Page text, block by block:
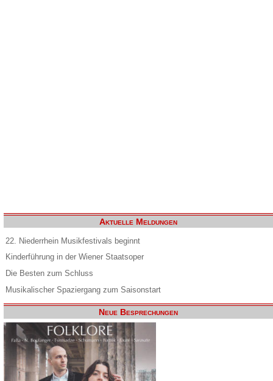
Aktuelle Meldungen
22. Niederrhein Musikfestivals beginnt
Kinderführung in der Wiener Staatsoper
Die Besten zum Schluss
Musikalischer Spaziergang zum Saisonstart
Neue Besprechungen